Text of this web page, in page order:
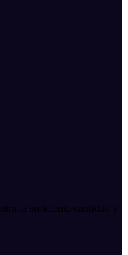
la suficiente cantidad y